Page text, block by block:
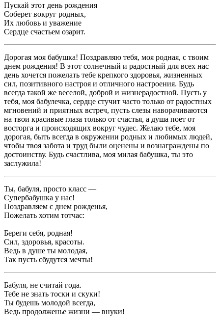
Пускай этот день рождения
Соберет вокруг родных,
Их любовь и уважение
Сердце счастьем озарит.
Дорогая моя бабушка! Поздравляю тебя, моя родная, с твоим
днем рождения! В этот солнечный и радостный для всех нас
день хочется пожелать тебе крепкого здоровья, жизненных
сил, позитивного настроя и отличного настроения. Будь
всегда такой же веселой, доброй и жизнерадостной. Пусть у
тебя, моя бабулечка, сердце стучит часто только от радостных
мгновений и приятных встреч, пусть слезы наворачиваются
на твои красивые глаза только от счастья, а душа поет от
восторга и происходящих вокруг чудес. Желаю тебе, моя
дорогая, быть всегда в окружении родных и любимых людей,
чтобы твоя забота и труд были оценены и вознаграждены по
достоинству. Будь счастлива, моя милая бабушка, ты это
заслужила!
Ты, бабуля, просто класс —
Супербабушка у нас!
Поздравляем с днем рожденья,
Пожелать хотим тотчас:
Береги себя, родная!
Сил, здоровья, красоты.
Ведь в душе ты молодая,
Так пусть сбудутся мечты!
Бабуля, не считай года.
Тебе не знать тоски и скуки!
Ты будешь молодой всегда,
Ведь продолженье жизни — внуки!